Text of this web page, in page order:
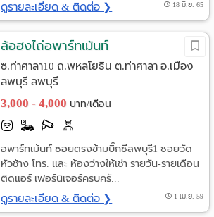
ดูรายละเอียด & ติดต่อ ❯ 18 มิ.ย. 65
ล้อฮงไถ่อพาร์ทเม้นท์
ซ.ท่าศาลา10 ถ.พหลโยธิน ต.ท่าศาลา อ.เมือง
ลพบุรี ลพบุรี
3,000 - 4,000 บาท/เดือน
อพาร์ทเม้นท์ ซอยตรงข้ามบิ๊กซีลพบุรี1 ซอยวัด
หัวช้าง โทร. เเละ ห้องว่างให้เช่า รายวัน-รายเดือน
ติดเเอร์ เฟอร์นิเจอร์ครบครั...
ดูรายละเอียด & ติดต่อ ❯ 1 เม.ย. 59